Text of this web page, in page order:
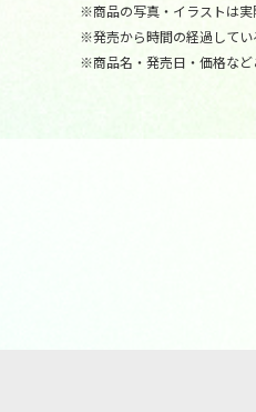
※商品の写真・イラストは実
※発売から時間の経過してい
※商品名・発売日・価格など